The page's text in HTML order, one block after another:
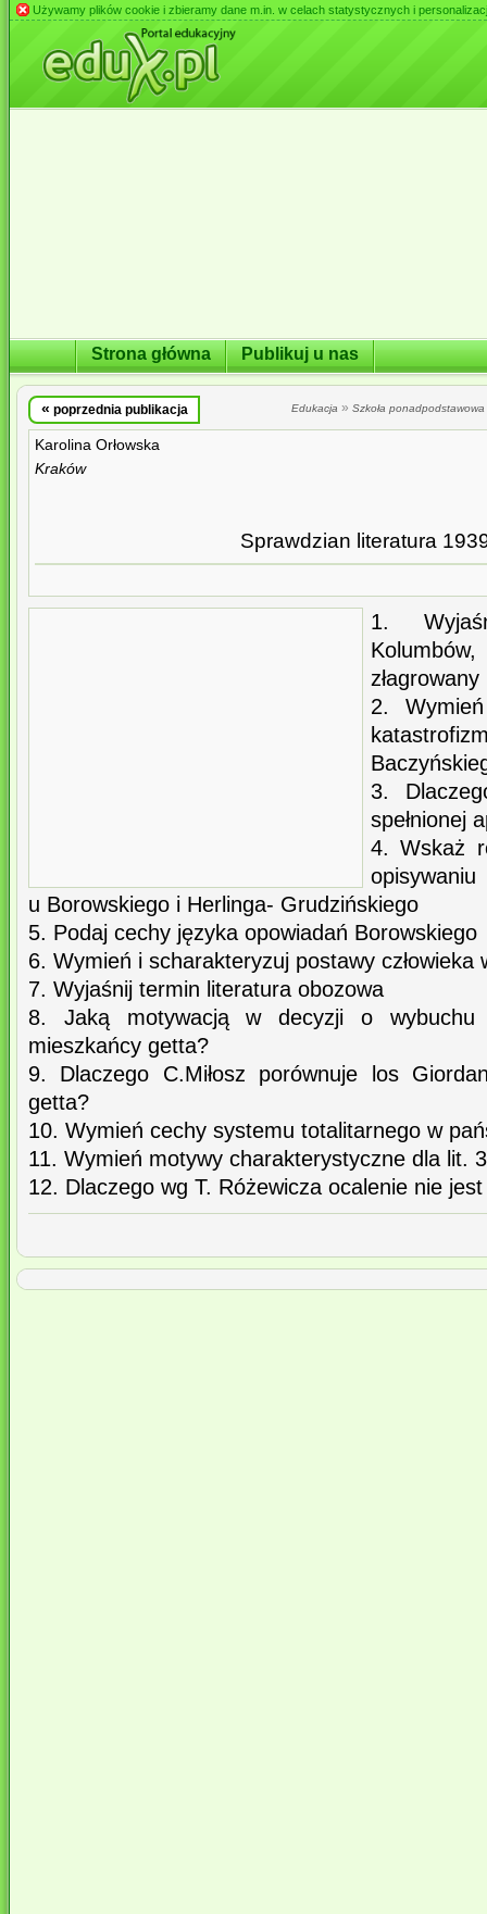
Używamy plików cookie i zbieramy dane m.in. w celach statystycznych i
Strona główna Publikuj u nas
« poprzednia publikacja Edukacja » Szkoła ponadpodstawowa
Karolina Orłowska
Kraków
Sprawdzian literatura
1.
złagrowany
2.
3.
spełnionej
4. Wskaż
u Borowskiego i Herlinga- Grudzińskiego
5. Podaj cechy języka opowiadań Borowskiego
6. Wymień i scharakteryzuj postawy człowieka
7. Wyjaśnij termin literatura obozowa
8. Jaką motywacją w decyzji o wybuchu
mieszkańcy getta?
9. Dlaczego C.Miłosz porównuje los
getta?
10. Wymień cechy systemu totalitarnego w
11. Wymień motywy charakterystyczne dla lit.
12. Dlaczego wg T. Różewicza ocalenie nie